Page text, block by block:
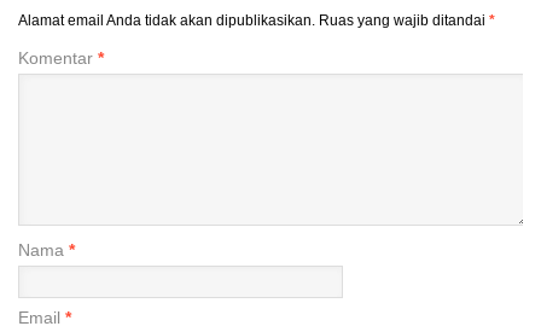
Alamat email Anda tidak akan dipublikasikan. Ruas yang wajib ditandai *
Komentar *
Nama *
Email *